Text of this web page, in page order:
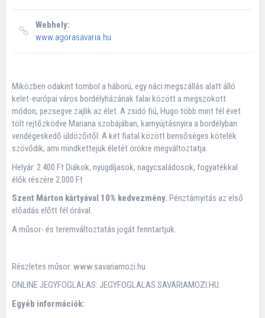
Webhely:
www.agorasavaria.hu
Miközben odakint tombol a háború, egy náci megszállás alatt álló
kelet-európai város bordélyházának falai között a megszokott
módon, pezsegve zajlik az élet. A zsidó fiú, Hugo több mint fél évet
tölt rejtőzködve Mariana szobájában, karnyújtásnyira a bordélyban
vendégeskedő üldözőitől. A két fiatal között bensőséges kötelék
szövődik, ami mindkettejük életét örökre megváltoztatja.
Helyár: 2.400 Ft Diákok, nyugdíjasok, nagycsaládosok, fogyatékkal
élők részére 2.000 Ft
Szent Márton kártyával 10% kedvezmény. Pénztárnyitás az első
előadás előtt fél órával.
A műsor- és teremváltoztatás jogát fenntartjuk.
Részletes műsor: www.savariamozi.hu
ONLINE JEGYFOGLALAS: JEGYFOGLALAS.SAVARIAMOZI.HU.
Egyéb információk: